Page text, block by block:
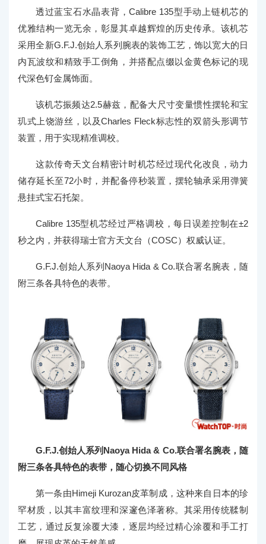
透过蓝宝石水晶表背，Calibre 135型手动上链机芯的
优雅结构一览无余，彰显其卓越辉煌的历史传承。该机芯
采用全新G.F.J.创始人系列腕表的装饰工艺，饰以宽大的日
内瓦波纹和精致手工倒角，并搭配点缀以金黄色标记的现
代深色钌金属饰面。
该机芯振频达2.5赫兹，配备大尺寸变量惯性摆轮和宝
玑式上饶游丝，以及Charles Fleck标志性的双箭头形调节
装置，用于实现精准调校。
这款传奇天文台精密计时机芯经过现代化改良，动力
储存延长至72小时，并配备停秒装置，摆轮轴承采用弹簧
悬挂式宝石托架。
Calibre 135型机芯经过严格调校，每日误差控制在±2
秒之内，并获得瑞士官方天文台（COSC）权威认证。
G.F.J.创始人系列Naoya Hida & Co.联合署名腕表，随
附三条各具特色的表带。
G.F.J.创始人系列Naoya Hida & Co.联合署名腕表，随
附三条各具特色的表带，随心切换不同风格
第一条由Himeji Kurozan皮革制成，这种来自日本的珍
罕材质，以其丰富纹理和深邃色泽著称。其采用传统鞣制
工艺，通过反复涂覆大漆，逐层均经过精心涂覆和手工打